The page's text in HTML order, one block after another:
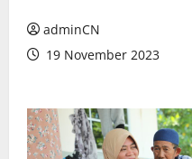
adminCN
19 November 2023